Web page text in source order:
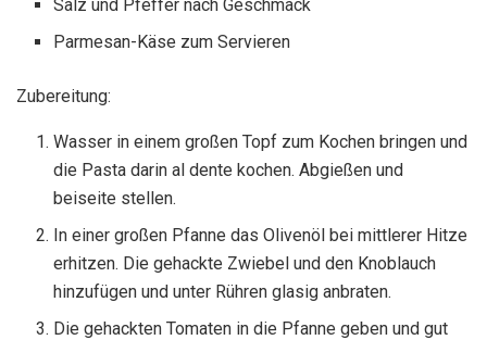
Salz und Pfeffer nach Geschmack
Parmesan-Käse zum Servieren
Zubereitung:
Wasser in einem großen Topf zum Kochen bringen und
die Pasta darin al dente kochen. Abgießen und
beiseite stellen.
In einer großen Pfanne das Olivenöl bei mittlerer Hitze
erhitzen. Die gehackte Zwiebel und den Knoblauch
hinzufügen und unter Rühren glasig anbraten.
Die gehackten Tomaten in die Pfanne geben und gut